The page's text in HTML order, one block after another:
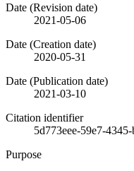
Date (Revision date)
2021-05-06
Date (Creation date)
2020-05-31
Date (Publication date)
2021-03-10
Citation identifier
5d773eee-59e7-
Purpose